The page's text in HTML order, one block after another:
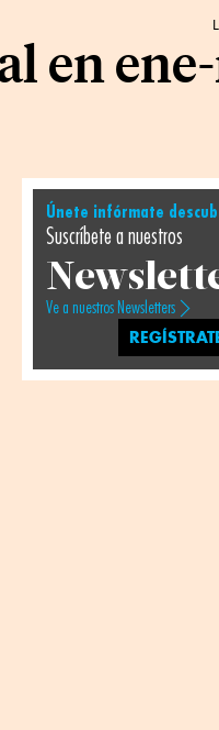
en
Únete infórmate
Suscríbete a nuestros
Ve a nuestros Newsletters